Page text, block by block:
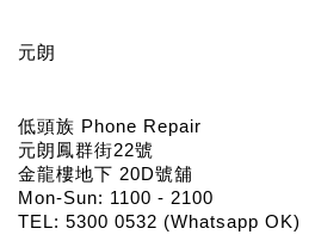
元朗
低頭族 Phone Repair
元朗鳳群街22號
金龍樓地下 20D號舖
Mon-Sun: 1100 - 2100
TEL: 5300 0532 (Whatsapp OK)